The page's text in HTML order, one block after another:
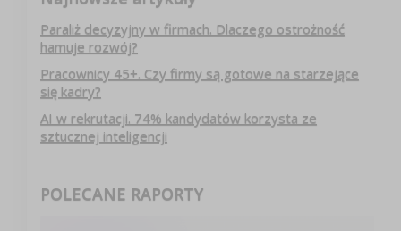
Paraliż decyzyjny w firmach. Dlaczego ostrożność
hamuje rozwój?
Pracownicy 45+. Czy firmy są gotowe na starzejące
się kadry?
AI w rekrutacji. 74% kandydatów korzysta ze
sztucznej inteligencji
POLECANE RAPORTY